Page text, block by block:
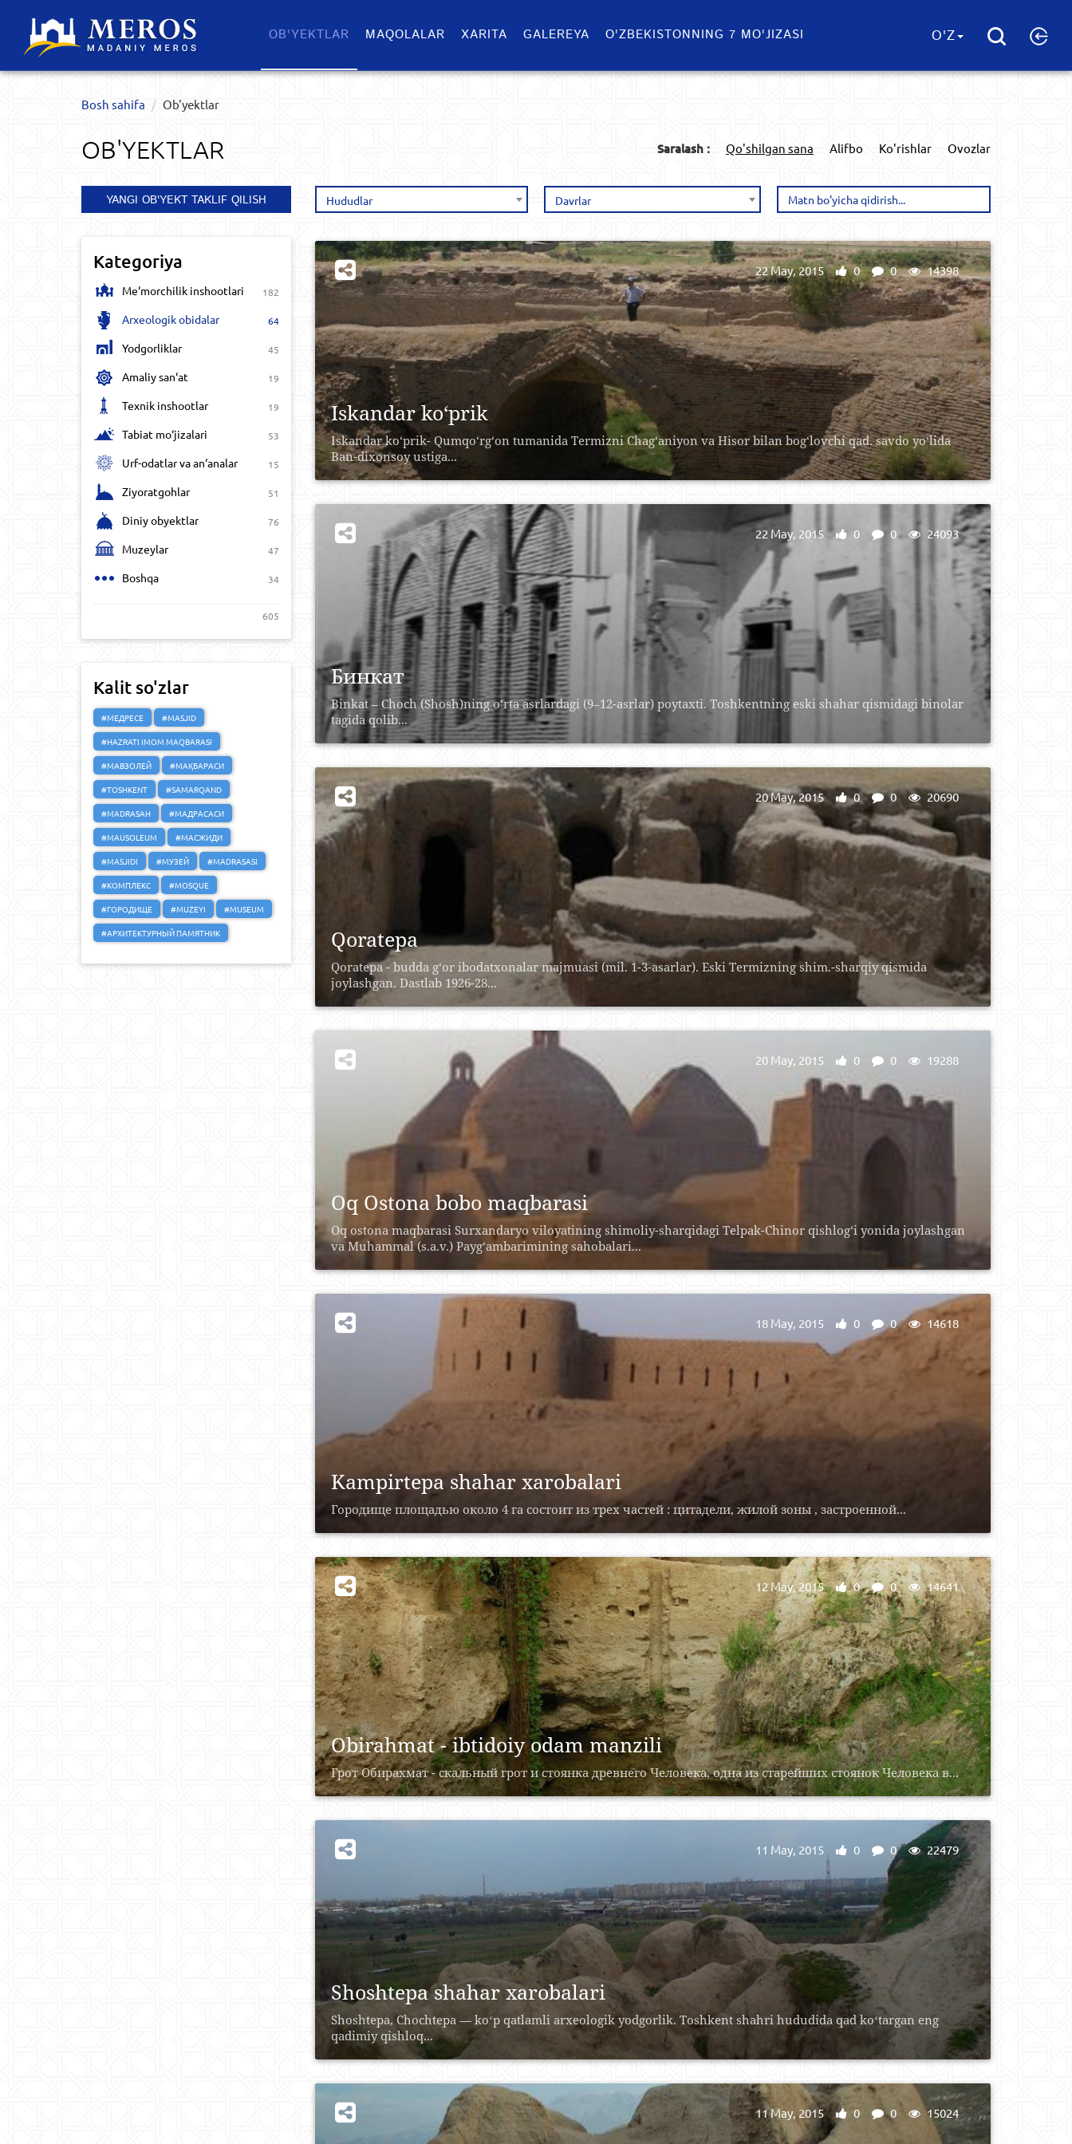
OB'YEKTLAR​ MAQOLALAR XARITA GALEREYA O'ZBEKISTONNING 7 MO'JIZASI O'Z
Bosh sahifa Ob'yektlar​
OB'YEKTLAR​ Saralash : Qo'shilgan sana Alifbo Ko'rishlar Ovozlar
YANGI OB'YEKT TAKLIF QILISH
Kategoriya
Me‘morchilik inshootlari 182
Arxeologik obidalar 64
Yodgorliklar 45
Amaliy san‘at 19
Texnik inshootlar 19
Tabiat mo‘jizalari 53
Urf-odatlar va an‘analar 15
Ziyoratgohlar 51
Diniy obyektlar 76
Muzeylar 47
Boshqa 34
605
Kalit so'zlar
#МЕДРЕСЕ
#MASJID
#HAZRATI IMOM MAQBARASI
#МАВЗОЛЕЙ
#МАҚБАРАСИ
#TOSHKENT
#SAMARQAND
#MADRASAH
#МАДРАСАСИ
#MAUSOLEUM
#МАСЖИДИ
#MASJIDI
#МУЗЕЙ
#MADRASASI
#КОМПЛЕКС
#MOSQUE
#ГОРОДИЩЕ
#MUZEYI
#MUSEUM
#АРХИТЕКТУРНЫЙ ПАМЯТНИК
Hududlar Davrlar
Iskandar ko‘prik
Iskandar ko‘prik- Qumqo‘rg‘on tumanida Termizni Chag‘aniyon va Hisor bilan bog‘lovchi qad. savdo yo‘lida
Ban-dixonsoy ustiga...
22 May, 2015 0 0 14398
Бинкат
Binkat – Choch (Shosh)ning o‘rta asrlardagi (9–12-asrlar) poytaxti. Toshkentning eski shahar qismidagi binolar
tagida qolib...
22 May, 2015 0 0 24093
Qoratepa
Qoratepa - budda g‘or ibodatxonalar majmuasi (mil. 1-3-asarlar). Eski Termizning shim.-sharqiy qismida
joylashgan. Dastlab 1926-28...
20 May, 2015 0 0 20690
Oq Ostona bobo maqbarasi
Oq ostona maqbarasi Surxandaryo viloyatining shimoliy-sharqidagi Telpak-Chinor qishlog‘i yonida joylashgan
va Muhammal (s.a.v.) Payg‘ambarimining sahobalari...
20 May, 2015 0 0 19288
Kampirtepa shahar xarobalari
Городище площадью около 4 га состоит из трех частей : цитадели, жилой зоны , застроенной...
18 May, 2015 0 0 14618
Obirahmat - ibtidoiy odam manzili
Грот Обирахмат - скальный грот и стоянка древнего Человека, одна из старейших стоянок Человека в...
12 May, 2015 0 0 14641
Shoshtepa shahar xarobalari
Shoshtepa, Chochtepa — koʻp qatlamli arxeologik yodgorlik. Toshkent shahri hududida qad koʻtargan eng
qadimiy qishloq...
11 May, 2015 0 0 22479
11 May, 2015 0 0 15024